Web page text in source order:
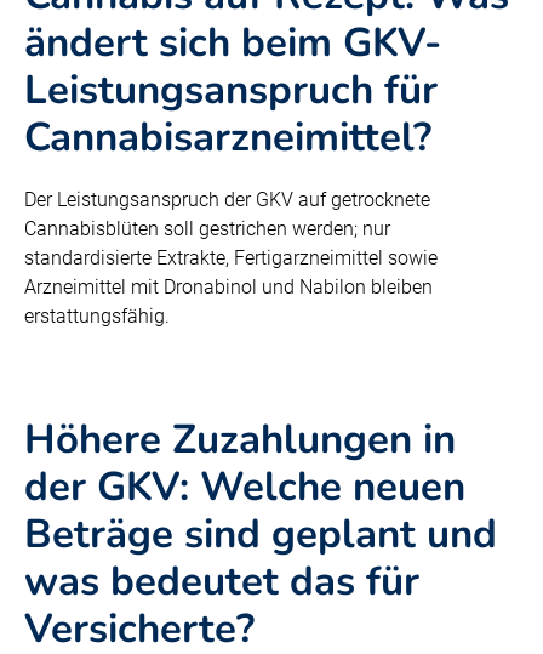
ändert sich beim GKV-
Leistungsanspruch für
Cannabisarzneimittel?
Der Leistungsanspruch der GKV auf getrocknete
Cannabisblüten soll gestrichen werden; nur
standardisierte Extrakte, Fertigarzneimittel sowie
Arzneimittel mit Dronabinol und Nabilon bleiben
erstattungsfähig.
Höhere Zuzahlungen in
der GKV: Welche neuen
Beträge sind geplant und
was bedeutet das für
Versicherte?